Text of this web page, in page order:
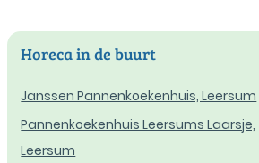
Horeca in de buurt
Janssen Pannenkoekenhuis, Leersum
Pannenkoekenhuis Leersums Laarsje,
Leersum